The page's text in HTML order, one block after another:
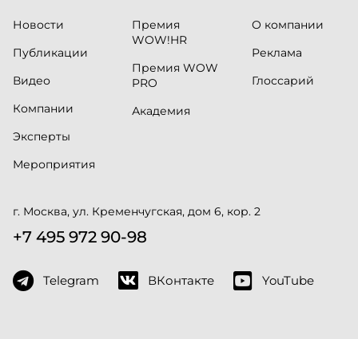
Новости
Публикации
Видео
Компании
Эксперты
Мероприятия
Премия
WOW!HR
Премия WOW
PRO
Академия
О компании
Реклама
Глоссарий
г. Москва, ул. Кременчугская, дом 6, кор. 2
+7 495 972 90-98
Telegram ВКонтакте YouTube